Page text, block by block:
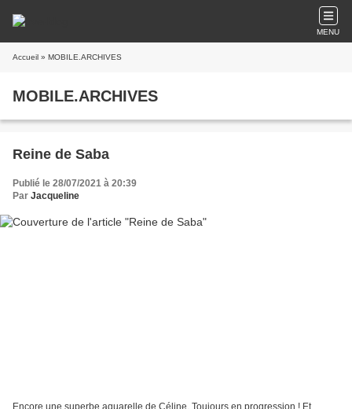
MENU
Accueil » MOBILE.ARCHIVES
MOBILE.ARCHIVES
Reine de Saba
Publié le 28/07/2021 à 20:39
Par Jacqueline
Encore une superbe aquarelle de Céline. Toujours en progression ! Et